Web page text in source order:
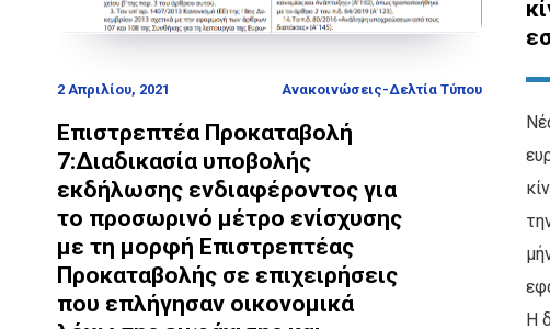
2 Απριλίου, 2021 Ανακοινώσεις-Δελτία Τύπου
Επιστρεπτέα Προκαταβολή
7:Διαδικασία υποβολής
εκδήλωσης ενδιαφέροντος για
το προσωρινό μέτρο ενίσχυσης
με τη μορφή Επιστρεπτέας
Προκαταβολής σε επιχειρήσεις
που επλήγησαν οικονομικά
Η